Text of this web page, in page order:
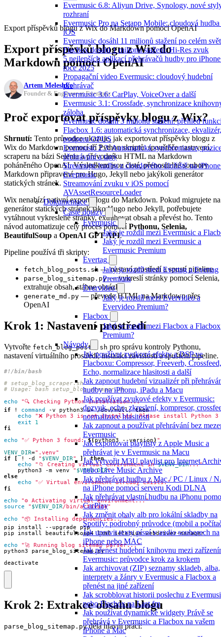
Evermusic 6.8: Aliyun Drive, Synology, nové
rozhraní
Evermusic Pro na Setapp Mobile: cloudová
iOS
Evermusic dosáhl 11 milionů stažení po celém
Flacbox dosáhl 1 milionu stažení: Hi-Res zvuk
5 nejlepších aplikací přehrávačů hudby pro
roce 2025
Propagační video Evermusic: cloudový hudební
přehrávač
Evermusic 3.6: CarPlay, VoiceOver a další
Evermusic 3.1: Crossfade, synchronizace
záloha
Evermusic dosáhl 3 milionů stažení: přehled
Flacbox 1.6: automatická synchronizace, ekvalizér,
podpora OPUS
Evermusic 2.3: Automatická synchronizace,
přehrávání a tagy
Streamujte hudbu z cloudového úložiště na
Evermusic
Streamování zvuku v iOS pomocí
AVAssetResourceLoader
Dokumentace
Časté dotazy
Evermusic
Jaký je rozdíl mezi Evermusic a
Jaký je rozdíl mezi Evermusic a
Evermusic Premium
Evertag
Jaký je rozdíl mezi Evertag a Evertag
Premium
Evervideo
Jaký je rozdíl mezi Evervideo a
Evervideo Premium?
Flacbox
Jaký je rozdíl mezi Flacbox a Flacbox
Premium?
Návody
Jak používat zvukové efekty a DSP ve
Flacboxu: Compressor, Freeverb, Crossfeed,
Echo, normalizace hlasitosti a další
Jak zapnout hudební vizualizér při
hudby na iPhonu, iPadu a Macu
Jak používat zvukové efekty v Evermusic:
dozvuk, echo, zkreslení, kompresor,
normalizace hlasitosti
Jak zapnout a používat přehrávání bez
Evermusic
Jak exportovat playlisty z Apple Music a
přehrávat je v Evermusic na Macu
Jak vytvořit M3U playlist pro Internet
nebo Live Music Archive
Jak přehrávat hudbu z Mac / PC / Linux /
na iPhone pomocí serveru Kodi DLNA
Jak přehrávat vlastní hudbu na iPhonu
CarPlay
Jak změnit obaly alb pro lokální skladby na
Spotify: podrobný průvodce (mobil a
Jak upravit texty písní v audio souborech na
iPhone nebo MAC
Jak přenést hudební knihovnu mezi
Evermusic: průvodce krok za krokem
Jak archivovat (ZIP) seznamy skladeb, alba,
interprety a žánry v Evermusic a Flacbox a
přenést na jiné zařízení
Jak scrobblovat historii poslechu z
nebo Flacbox na Last.fm
Jak používat dynamické widgety Právě se
přehrává v Evermusic a Flacbox na vašem
iPhone a Mac
Export příspěvků blogu z Wix do Markdown pomocí OpenAI
Export příspěvků blogu z Wix do
Markdown pomocí OpenAI
Artem Meleshko
Founder & Engineer at Everappz
Proč exportovat příspěvky blogu z Wix?
Shrnutí: Tento průvodce ukazuje, jak exportovat příspěvky blogu z
Wix do Markdown pomocí tří Python skriptů: spouštěče nastavení,
scraperu na bázi Selenia a převodníku HTML na Markdown
poháněného OpenAI. Výsledkem jsou čisté, přenositelné soubory
Markdown připravené pro Hugo, Jekyll nebo jakýkoli generátor
statických stránek.
Wix nenabízí nativní export blogu do Markdown. Pokud migrujete na
generátor statických stránek jako Hugo nebo Jekyll, potřebujete
vytáhnout vykreslené stránky, extrahovat obsah a převést ho. Tento
návod automatizuje celý proces pomocíPythonu, Selenia,
BeautifulSoup a OpenAI GPT API.
Pipeline používá tři skripty:
fetch_blog_posts.sh — nastaví prostředí a spustí pipeline
parse_blog_sitemap.py— vykreslí stránky pomocí Selenia,
extrahuje obsah, stáhne obrázky
generate_md.py — převede HTML na Markdown přes
OpenAI
Krok 1: Nastavení prostředí
Vytvořte fetch_blog_posts.sh pro správu kontroly Pythonu,
nastavení virtuálního prostředí, instalaci závislostí a spuštění pipeline.
# setup_blog_scraper.sh
# Usage: bash setup_blog_scraper.sh
echo
"🔍 Checking Python installation..."
if ! command -v python3 &> /dev/null; then
echo
"❌ Python 3 is not installed. Please install Python
exit
1
fi
echo
"✅ Python 3 found: $(python3 --version) "
VENV_DIR=".venv"
if
[ ! -d " $VENV_DIR" ];
then
echo
"📁 Creating virtual environment in $VENV_DIR..."
    python3 -m venv
" $VENV_DIR"
else
echo
"✅ Virtual environment already exists."
fi
echo
"⚙️ Activating virtual environment..."
source
" $VENV_DIR/bin/activate"
echo
"📦 Installing dependencies..."
echo
"🚀 Running blog sitemap parser..."
deactivate
Krok 2: Extrakce obsahu blogu
parse_blog_sitemap.pydělá hlavní práci: